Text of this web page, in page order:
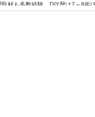
取材も多数経験。DIY歴は7～8年
や壁紙チェンジなどもチャレンジ